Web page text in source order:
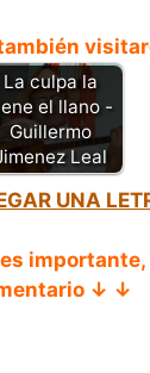
La culpa la
el llano -
Guillermo
Leal
UNA
importante,
↓ ↓